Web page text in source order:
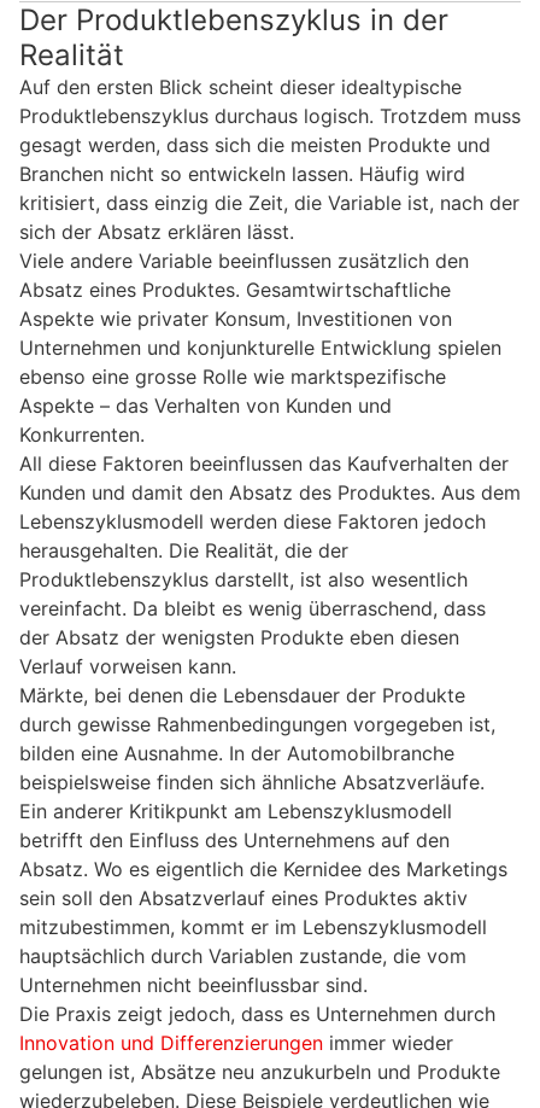
Der Produktlebenszyklus in der
Realität
Auf den ersten Blick scheint dieser idealtypische
Produktlebenszyklus durchaus logisch. Trotzdem muss
gesagt werden, dass sich die meisten Produkte und
Branchen nicht so entwickeln lassen. Häufig wird
kritisiert, dass einzig die Zeit, die Variable ist, nach der
sich der Absatz erklären lässt.
Viele andere Variable beeinflussen zusätzlich den
Absatz eines Produktes. Gesamtwirtschaftliche
Aspekte wie privater Konsum, Investitionen von
Unternehmen und konjunkturelle Entwicklung spielen
ebenso eine grosse Rolle wie marktspezifische
Aspekte – das Verhalten von Kunden und
Konkurrenten.
All diese Faktoren beeinflussen das Kaufverhalten der
Kunden und damit den Absatz des Produktes. Aus dem
Lebenszyklusmodell werden diese Faktoren jedoch
herausgehalten. Die Realität, die der
Produktlebenszyklus darstellt, ist also wesentlich
vereinfacht. Da bleibt es wenig überraschend, dass
der Absatz der wenigsten Produkte eben diesen
Verlauf vorweisen kann.
Märkte, bei denen die Lebensdauer der Produkte
durch gewisse Rahmenbedingungen vorgegeben ist,
bilden eine Ausnahme. In der Automobilbranche
beispielsweise finden sich ähnliche Absatzverläufe.
Ein anderer Kritikpunkt am Lebenszyklusmodell
betrifft den Einfluss des Unternehmens auf den
Absatz. Wo es eigentlich die Kernidee des Marketings
sein soll den Absatzverlauf eines Produktes aktiv
mitzubestimmen, kommt er im Lebenszyklusmodell
hauptsächlich durch Variablen zustande, die vom
Unternehmen nicht beeinflussbar sind.
Die Praxis zeigt jedoch, dass es Unternehmen durch
Innovation und Differenzierungen immer wieder
gelungen ist, Absätze neu anzukurbeln und Produkte
wiederzubeleben. Diese Beispiele verdeutlichen wie